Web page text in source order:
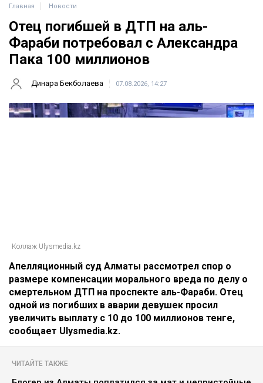
Главная Новости
Отец погибшей в ДТП на аль-
Фараби потребовал с Александра
Пака 100 миллионов
Динара Бекболаева 07.08.2026, 14:27
Коллаж Ulysmedia.kz
Апелляционный суд Алматы рассмотрел спор о
размере компенсации морального вреда по делу о
смертельном ДТП на проспекте аль-Фараби. Отец
одной из погибших в аварии девушек просил
увеличить выплату с 10 до 100 миллионов тенге,
сообщает Ulysmedia.kz.
ЧИТАЙТЕ ТАКЖЕ